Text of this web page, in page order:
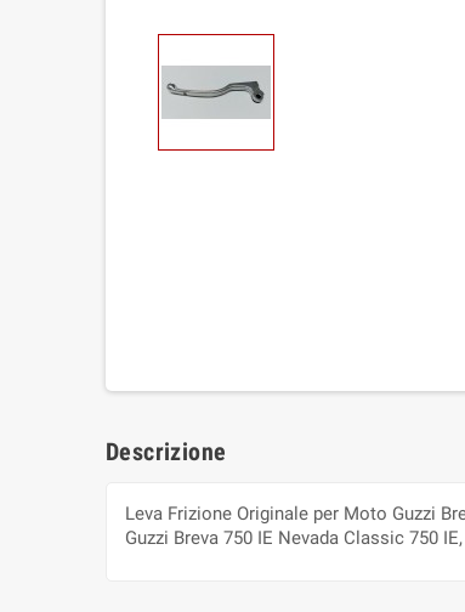
Descrizione
Leva Frizione Originale per Moto Guzzi
Guzzi Breva 750 IE Nevada Classic 750